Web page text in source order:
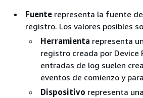
Fuente representa la fuente
registro. Los valores posibles
Herramienta representa
registro creada por Device
entradas de log suelen
eventos de comienzo y
Dispositivo representa